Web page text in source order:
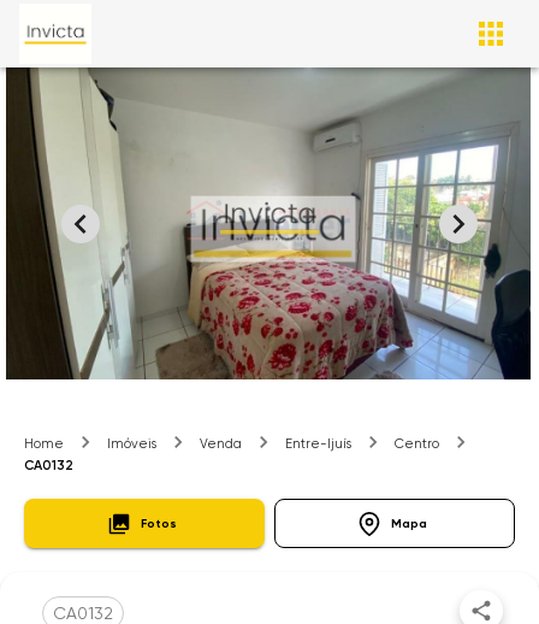
Home Imóveis Venda Entre-Ijuís
Centro
CA0132
Fotos Mapa
CA0132